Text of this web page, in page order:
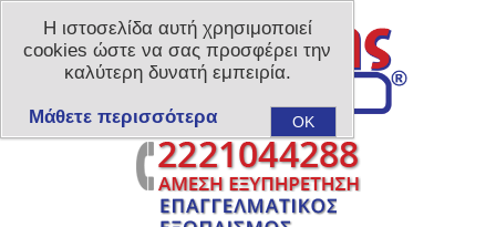
Η ιστοσελίδα αυτή χρησιμοποιεί
cookies ώστε να σας προσφέρει την
καλύτερη δυνατή εμπειρία.
OK
Μάθετε περισσότερα